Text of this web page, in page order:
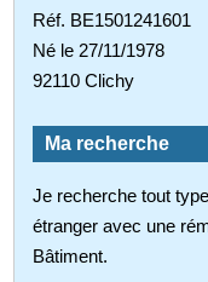
Réf. BE1501241601
Né le 27/11/1978
92110 Clichy
Ma recherche
Je recherche tout
étranger avec une
Bâtiment.